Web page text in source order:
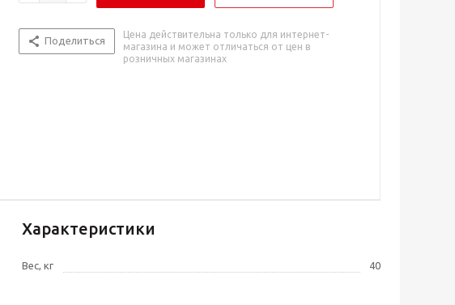
Поделиться
Цена действительна только для интернет-
магазина и может отличаться от цен в
розничных магазинах
Характеристики
Вес, кг 40